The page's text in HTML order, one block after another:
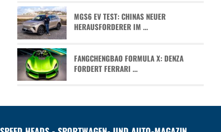
MGS6 EV TEST: CHINAS NEUER
HERAUSFORDERER IM …
FANGCHENGBAO FORMULA X: DENZA
FORDERT FERRARI …